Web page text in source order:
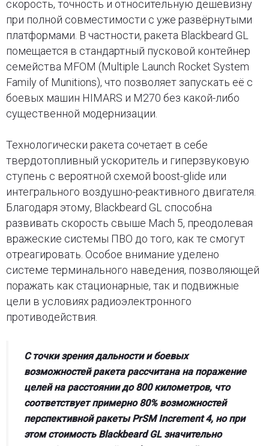
скорость, точность и относительную дешевизну
при полной совместимости с уже развёрнутыми
платформами. В частности, ракета Blackbeard GL
помещается в стандартный пусковой контейнер
семейства MFOM (Multiple Launch Rocket System
Family of Munitions), что позволяет запускать её с
боевых машин HIMARS и M270 без какой-либо
существенной модернизации.
Технологически ракета сочетает в себе
твердотопливный ускоритель и гиперзвуковую
ступень с вероятной схемой boost-glide или
интегрального воздушно-реактивного двигателя.
Благодаря этому, Blackbeard GL способна
развивать скорость свыше Mach 5, преодолевая
вражеские системы ПВО до того, как те смогут
отреагировать. Особое внимание уделено
системе терминального наведения, позволяющей
поражать как стационарные, так и подвижные
цели в условиях радиоэлектронного
противодействия.
С точки зрения дальности и боевых
возможностей ракета рассчитана на поражение
целей на расстоянии до 800 километров, что
соответствует примерно 80% возможностей
перспективной ракеты PrSM Increment 4, но при
этом стоимость Blackbeard GL значительно